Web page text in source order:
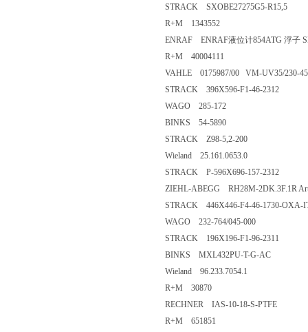
STRACK SXOBE27275G5-R15,5
R+M 1343552
ENRAF ENRAF液位计854ATG 浮子
R+M 40004111
VAHLE 0175987/00 VM-UV35/230-
STRACK 396X596-F1-46-2312
WAGO 285-172
BINKS 54-5890
STRACK Z98-5,2-200
Wieland 25.161.0653.0
STRACK P-596X696-157-2312
ZIEHL-ABEGG RH28M-2DK.3F.1R
STRACK 446X446-F4-46-1730-OXA-
WAGO 232-764/045-000
STRACK 196X196-F1-96-2311
BINKS MXL432PU-T-G-AC
Wieland 96.233.7054.1
R+M 30870
RECHNER IAS-10-18-S-PTFE
R+M 651851